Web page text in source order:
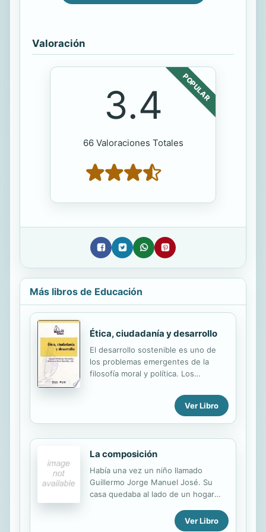
Valoración
POPULAR
3.4
66 Valoraciones Totales
Más libros de Educación
Ética, ciudadanía y desarrollo
El desarrollo sostenible es uno de
los problemas emergentes de la
filosofía moral y política. Los
necesidad de un tratamiento
interdisciplinar donde el enfoque
económico y la estabilidad política
son condiciones necesarias pero
insuficientes cuando se busca con
sinceridad un desarrollo sostenible.
antropología de las capacidades y
una filosofía de valores, el desarrollo
Ver Libro
La composición
Había una vez un niño llamado
Guillermo Jorge Manuel José. Su
casa quedaba al lado de un hogar
que allí vivían. Cuando descubre que
la señorita Ana Josefina Rosa Isabel
Ver Libro